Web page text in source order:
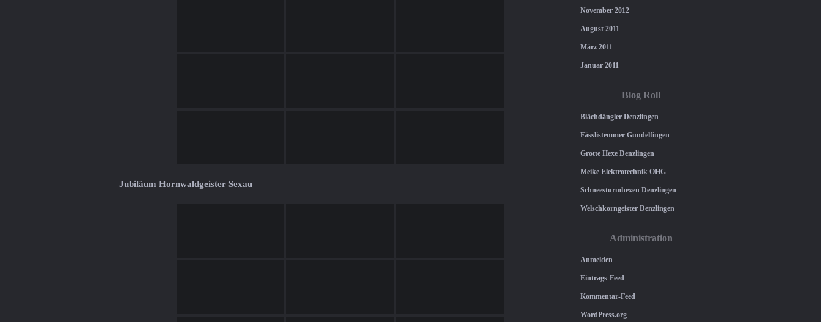
Jubiläum Hornwaldgeister Sexau
November 2012
August 2011
März 2011
Januar 2011
Blog Roll
Blächdängler Denzlingen
Fässlistemmer Gundelfingen
Grotte Hexe Denzlingen
Meike Elektrotechnik OHG
Schneesturmhexen Denzlingen
Welschkorngeister Denzlingen
Administration
Anmelden
Eintrags-Feed
Kommentar-Feed
WordPress.org